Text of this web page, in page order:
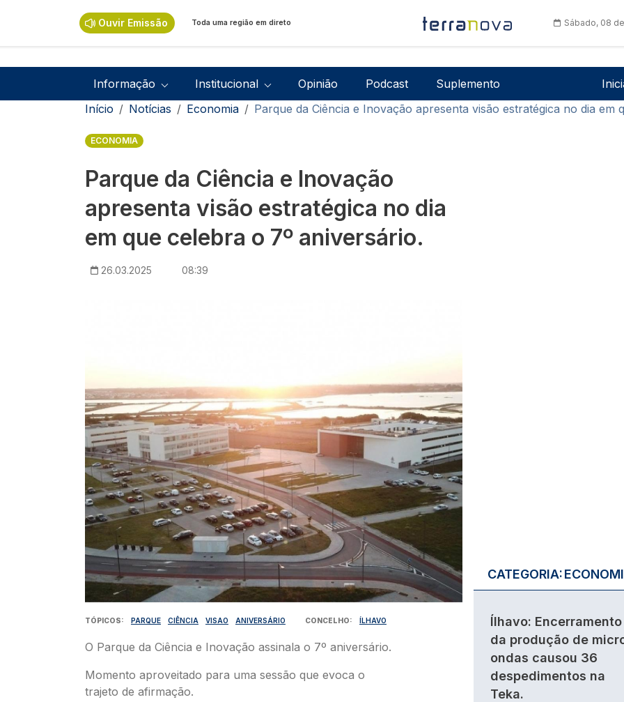
Ouvir Emissão Toda uma região em direto Sábado, 08
Navegação principal
Informação Institucional Opinião Podcast Suplemento
Navegação estrutural
Início Notícias Economia Parque da Ciência e Inovação apresenta visão estratégica no dia em
ECONOMIA
Parque da Ciência e Inovação
apresenta visão estratégica no dia
em que celebra o 7º aniversário.
26.03.2025 08:39
TÓPICOS PARQUE CIÊNCIA VISAO ANIVERSÁRIO CONCELHO ÍLHAVO
O Parque da Ciência e Inovação assinala o 7º aniversário.
Momento aproveitado para uma sessão que evoca o
trajeto de afirmação.
CATEGORIA:
Ílhavo: Encerramento
da produção de
ondas causou 36
despedimentos na
Teka.